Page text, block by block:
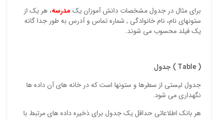
براي مثال در جدول مشخصات دانش آموزان يك مدرسه، هر يك از
ستونهاي نام، نام خانوادگي , شماره تماس و آدرس به طور جدا گانه
يك فيلد محسوب مي شوند.
( Table )
جدول
جدول ليستي از سطرها و ستونها است كه در خانه هاي آن داده ها
نگهداري مي شود.
هر بانك اطلاعاتي حداقل يك جدول براي ذخيره داده هاي مرتبط با